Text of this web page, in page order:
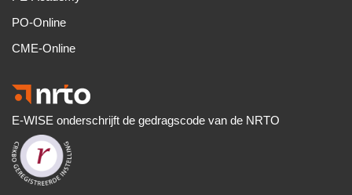
PO-Online
CME-Online
E-WISE onderschrijft de gedragscode van de NRTO